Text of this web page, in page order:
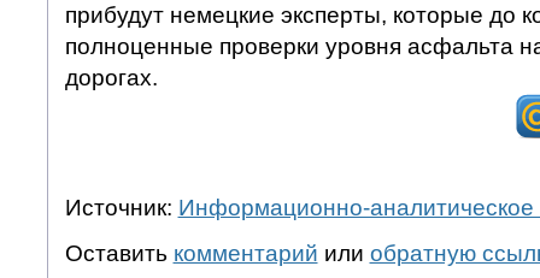
прибудут немецкие эксперты, которые до
полноценные проверки уровня асфальта
дорогах.
Источник: Информационно-аналитическое
Оставить комментарий или обратную